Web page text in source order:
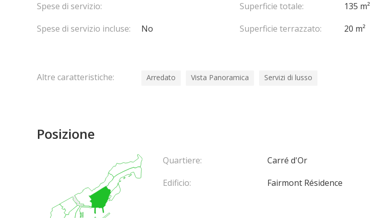
Spese di servizio:
Spese di servizio incluse:
No
Superficie totale:
135 m²
Superficie terrazzato:
20 m²
Altre caratteristiche: Arredato Vista Panoramica Servizi di lusso
Posizione
Quartiere:
Carré d'Or
Edificio:
Fairmont Résidence